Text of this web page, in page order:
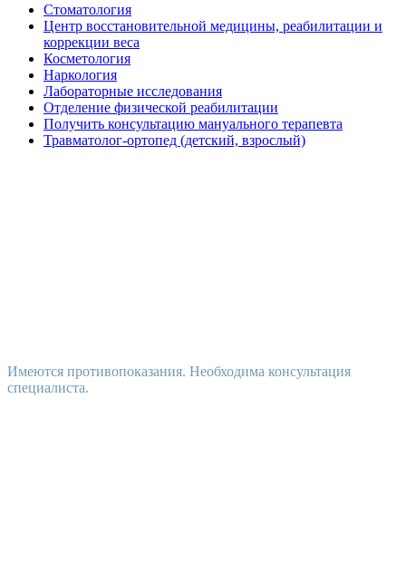
Стоматология
Центр восстановительной медицины, реабилитации и
коррекции веса
Косметология
Наркология
Лабораторные исследования
Отделение физической реабилитации
Получить консультацию мануального терапевта
Травматолог-ортопед (детский, взрослый)
Имеются противопоказания. Необходима консультация
специалиста.